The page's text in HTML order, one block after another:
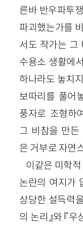
른바 반우파투
파괴했는가를
서도 작가는 그
수용소 생활에
하나라도 놓치
보따리를 풀어
풍자로 조형하
그 비참을 만든
은 거부로 자연
이같은 미학
논란의 여지가
상당한 설득력
의 논리』와 『